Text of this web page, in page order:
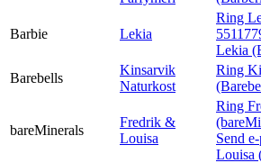
Barbie Lekia
Ring
Lekia
Barebells
Kinsarvik
Naturkost
Ring
bareMinerals
Fredrik &
Louisa
Ring
Send
Louisa